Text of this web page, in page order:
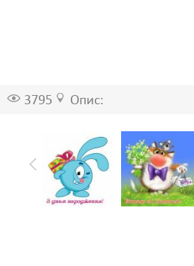
3795 Опис: